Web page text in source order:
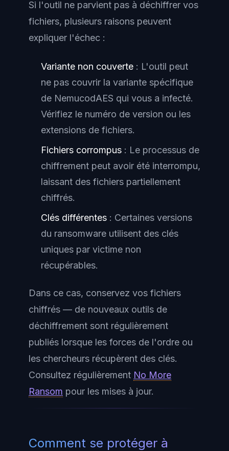
Si l'outil ne parvient pas à déchiffrer vos
fichiers, plusieurs raisons peuvent
expliquer l'échec :
Variante non couverte : L'outil peut
ne pas couvrir la variante spécifique
de NemucodAES qui vous a infecté.
Vérifiez le numéro de version ou les
extensions de fichiers.
Fichiers corrompus : Le processus de
chiffrement peut avoir été interrompu,
laissant des fichiers partiellement
chiffrés.
Clés différentes : Certaines versions
du ransomware utilisent des clés
uniques par victime non
récupérables.
Dans ce cas, conservez vos fichiers
chiffrés — de nouveaux outils de
déchiffrement sont régulièrement
publiés lorsque les forces de l'ordre ou
les chercheurs récupèrent des clés.
Consultez régulièrement No More
Ransom pour les mises à jour.
Comment se protéger à